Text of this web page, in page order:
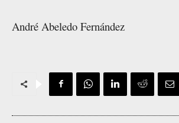
André Abeledo Fernández